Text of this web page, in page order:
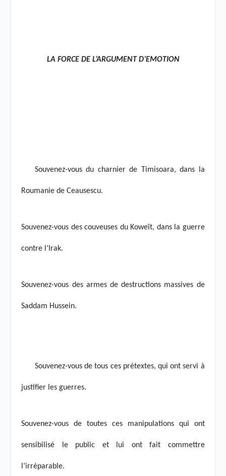
LA FORCE DE L’ARGUMENT D’EMOTION
Souvenez-vous du charnier de Timisoara, dans la
Roumanie de Ceausescu.
Souvenez-vous des couveuses du Koweït, dans la guerre
contre l’Irak.
Souvenez-vous des armes de destructions massives de
Saddam Hussein.
Souvenez-vous de tous ces prétextes, qui ont servi à
justifier les guerres.
Souvenez-vous de toutes ces manipulations qui ont
sensibilisé le public et lui ont fait commettre
l’irréparable.